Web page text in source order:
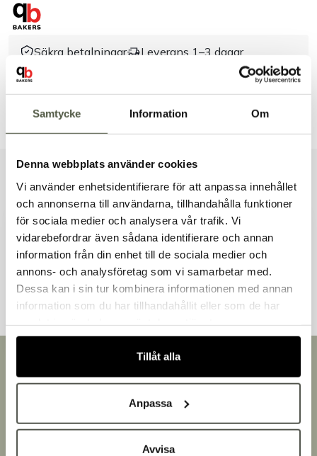
Samtycke Information Om
Denna webbplats använder cookies
Vi använder enhetsidentifierare för att anpassa innehållet
och annonserna till användarna, tillhandahålla funktioner
för sociala medier och analysera vår trafik. Vi
vidarebefordrar även sådana identifierare och annan
information från din enhet till de sociala medier och
annons- och analysföretag som vi samarbetar med.
Dessa kan i sin tur kombinera informationen med annan
information som du har tillhandahållit eller som de har
Tillåt alla
Anpassa
Avvisa
Säkra betalningar
Leverans 1–3 dagar
Brett sortiment
Dokument & produktblad
Liknande produkter
Andra kunder tittade även på
Leverans inom 3-5 arbetsdagar.
Egen produktion
Designat och tillverkat i Småland
Välkommen till Bakers!
Handlar du som företag eller privatperson?
Fortsätt som privatperson